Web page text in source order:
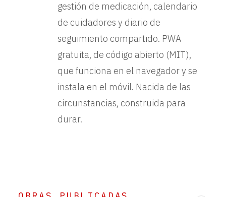
gestión de medicación, calendario
de cuidadores y diario de
seguimiento compartido. PWA
gratuita, de código abierto (MIT),
que funciona en el navegador y se
instala en el móvil. Nacida de las
circunstancias, construida para
durar.